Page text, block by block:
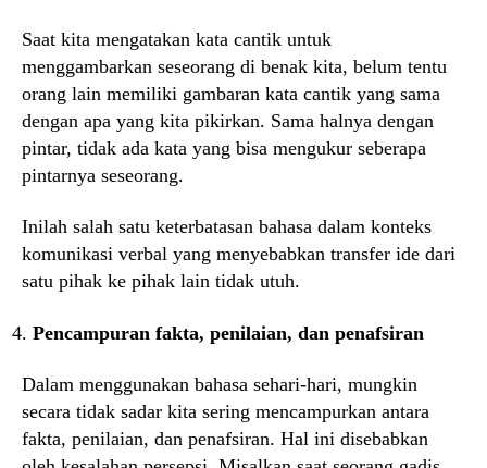
Saat kita mengatakan kata cantik untuk
menggambarkan seseorang di benak kita, belum tentu
orang lain memiliki gambaran kata cantik yang sama
dengan apa yang kita pikirkan. Sama halnya dengan
pintar, tidak ada kata yang bisa mengukur seberapa
pintarnya seseorang.
Inilah salah satu keterbatasan bahasa dalam konteks
komunikasi verbal yang menyebabkan transfer ide dari
satu pihak ke pihak lain tidak utuh.
Pencampuran fakta, penilaian, dan penafsiran
Dalam menggunakan bahasa sehari-hari, mungkin
secara tidak sadar kita sering mencampurkan antara
fakta, penilaian, dan penafsiran. Hal ini disebabkan